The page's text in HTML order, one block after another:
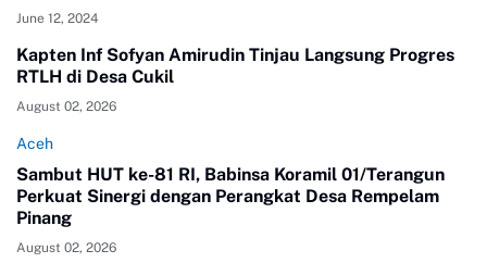
June 12, 2024
Kapten Inf Sofyan Amirudin Tinjau Langsung Progres
RTLH di Desa Cukil
August 02, 2026
Aceh
Sambut HUT ke-81 RI, Babinsa Koramil 01/Terangun
Perkuat Sinergi dengan Perangkat Desa Rempelam
Pinang
August 02, 2026